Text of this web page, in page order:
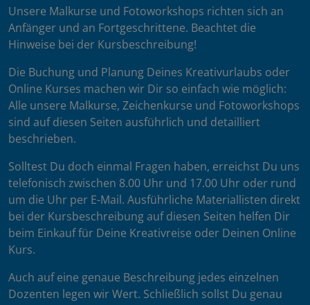
Unsere Malkurse und Fotoworkshops richten sich an
Anfänger und an Fortgeschrittene. Beachtet die
Hinweise bei der Kursbeschreibung!
Die Buchung und Planung Deines Kreativurlaubs oder
Online Kurses machen wir Dir so einfach wie möglich:
Alle unsere Malkurse, Zeichenkurse und Fotoworkshops
sind auf diesen Seiten ausführlich und detailliert
beschrieben.
Solltest Du doch einmal Fragen haben, erreichst Du uns
telefonisch zwischen 8.00 Uhr und 17.00 Uhr oder rund
um die Uhr per E-Mail. Ausführliche Materiallisten direkt
bei der Kursbeschreibung auf diesen Seiten helfen Dir
beim Einkauf für Deine Kreativreise oder Deinen Online
Kurs.
Auch auf eine genaue Beschreibung jedes einzelnen
Dozenten legen wir Wert. Schließlich sollst Du genau